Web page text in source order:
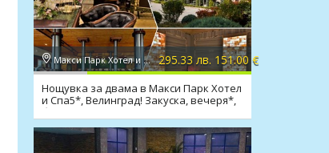
Макси Парк Хотел и Спа 5*, Велинград 295.33 лв. 151.00 €
Нощувка за двама в Макси Парк Хотел
и Спа5*, Велинград! Закуска, вечеря*,
басейни, СПА